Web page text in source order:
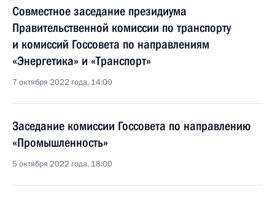
Совместное заседание президиума
Правительственной комиссии по транспорту
и комиссий Госсовета по направлениям
«Энергетика» и «Транспорт»
7 октября 2022 года, 14:00
Заседание комиссии Госсовета по направлению
«Промышленность»
5 октября 2022 года, 18:00